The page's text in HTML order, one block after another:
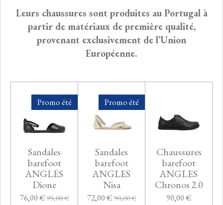
Leurs chaussures sont produites au Portugal à
partir de matériaux de première qualité,
provenant exclusivement de l’Union
Européenne.
Promo été
Sandales
barefoot
ANGLES
Dione
76,00 €95,00 €
Promo été
Sandales
barefoot
ANGLES
Nisa
72,00 €90,00 €
Chaussures
barefoot
ANGLES
Chronos 2.0
90,00 €